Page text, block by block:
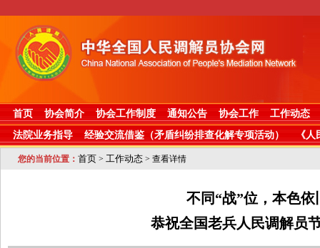
首页 协会简介 协会工作制度 通知公告 协会工作
工作动态
法院业务指导
经验交流借鉴（矛盾纠纷排查化解专项活动） 《
您的当前位置： 首页 > 工作动态 > 查看详情
不同“战”位，本色依
恭祝全国老兵人民调解员